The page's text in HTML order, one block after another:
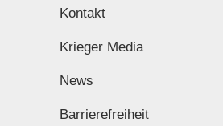
Kontakt
Krieger Media
News
Barrierefreiheit